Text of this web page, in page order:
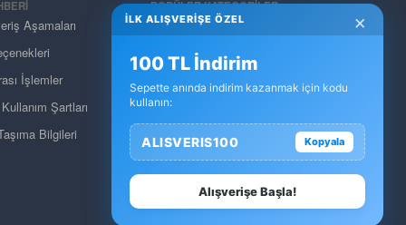
Aşamaları
İşlemler
Şartları
Bilgileri
POPÜLER KATEGORİLER
Elektronik
Ev Dekorasyon
Giyim & Aksesuar
Kozmetik & Kişisel Bakım
Pet Shop
Takı & Gözlük & Saat
Yapı Market & Bahçe
×
İLK ALIŞVERİŞE ÖZEL
100 TL İndirim
Sepette anında indirim kazanmak için kodu
kullanın:
ALISVERIS100 Kopyala
Alışverişe Başla!